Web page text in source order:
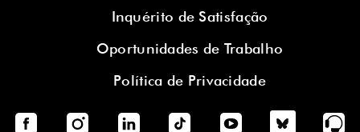
Inquérito de Satisfação
Oportunidades de Trabalho
Política de Privacidade